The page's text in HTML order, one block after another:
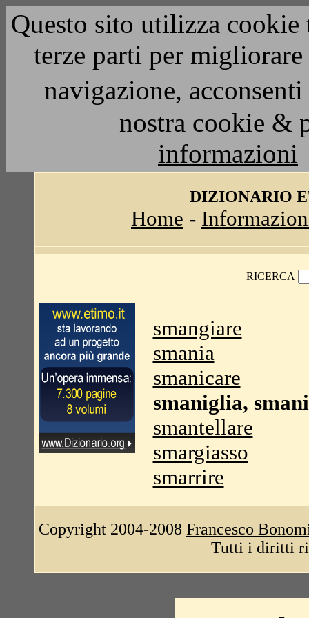
Questo sito utilizza
terze parti per
navigazione,
nostra cookie &
informazioni
DIZIONARIO
Home -
RICERCA
smangiare
smania
smanicare
smaniglia,
smantellare
smargiasso
smarrire
Copyright 2004-2008 Francesco
Tutti i diritti